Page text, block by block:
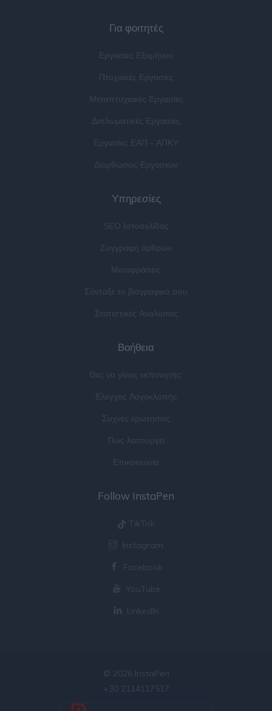
Για φοιτητές
Εργασίες Εξαμήνου
Πτυχιακές Εργασίες
Μεταπτυχιακές Εργασίες
Διπλωματικές Εργασίες
Εργασίες ΕΑΠ - ΑΠΚΥ
Διορθώσεις Εργασιών
Υπηρεσίες
SEO Ιστοσελίδας
Συγγραφή άρθρων
Μεταφράσεις
Σύνταξε το βιογραφικό σου
Στατιστικές Αναλύσεις
Βοήθεια
Θες να γίνεις εκπονητής;
Έλεγχος Λογοκλοπής
Συχνές ερωτήσεις
Πως λειτουργεί
Επικοινωνία
Follow InstaPen
TikTok
Instagram
Facebook
YouTube
LinkedIn
© 2026 InstaPen
+30 2114117517